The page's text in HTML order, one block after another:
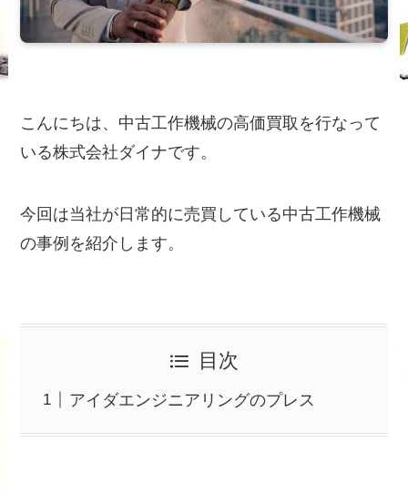
こんにちは、中古工作機械の高価買取を行なって
いる株式会社ダイナです。
今回は当社が日常的に売買している中古工作機械
の事例を紹介します。
目次
アイダエンジニアリングのプレス